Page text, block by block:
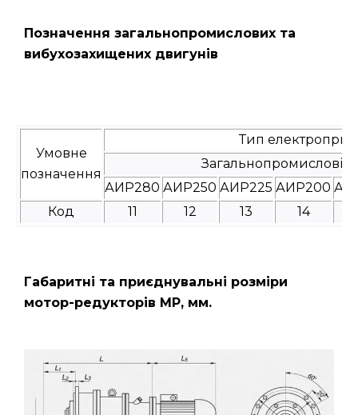
Позначення загальнопромислових та
вибухозахищених двигунів
Умовне
позначення
Тип
Загальнопромислові
АИР280 АИР250 АИР225 АИР200
Код
11 12 13 14
Габаритні та приєднувальні розміри
мотор-редукторів МР, мм.